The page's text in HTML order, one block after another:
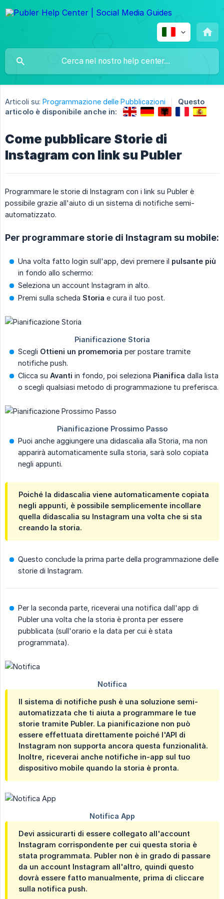
Articoli su: Programmazione delle Pubblicazioni
Questo
articolo è disponibile anche in:
Come pubblicare Storie di
Instagram con link su Publer
Programmare le storie di Instagram con i link su Publer è
possibile grazie all'aiuto di un sistema di notifiche semi-
automatizzato.
Per programmare storie di Instagram su mobile:
Una volta fatto login sull'app, devi premere il pulsante più
in fondo allo schermo:
Seleziona un account Instagram in alto.
Premi sulla scheda Storia e cura il tuo post.
Scegli Ottieni un promemoria per postare tramite
notifiche push.
Clicca su Avanti in fondo, poi seleziona Pianifica dalla lista
o scegli qualsiasi metodo di programmazione tu preferisca.
Puoi anche aggiungere una didascalia alla Storia, ma non
apparirà automaticamente sulla storia, sarà solo copiata
negli appunti.
Poiché la didascalia viene automaticamente copiata
negli appunti, è possibile semplicemente incollare
quella didascalia su Instagram una volta che si sta
creando la storia.
Questo conclude la prima parte della programmazione delle
storie di Instagram.
Per la seconda parte, riceverai una notifica dall'app di
Publer una volta che la storia è pronta per essere
pubblicata (sull'orario e la data per cui è stata
programmata).
Il sistema di notifiche push è una soluzione semi-
automatizzata che ti aiuta a programmare le tue
storie tramite Publer. La pianificazione non può
essere effettuata direttamente poiché l'API di
Instagram non supporta ancora questa funzionalità.
Inoltre, riceverai anche notifiche in-app sul tuo
dispositivo mobile quando la storia è pronta.
Devi assicurarti di essere collegato all'account
Instagram corrispondente per cui questa storia è
stata programmata. Publer non è in grado di passare
da un account Instagram all'altro, quindi questo
dovrà essere fatto manualmente, prima di cliccare
sulla notifica push.